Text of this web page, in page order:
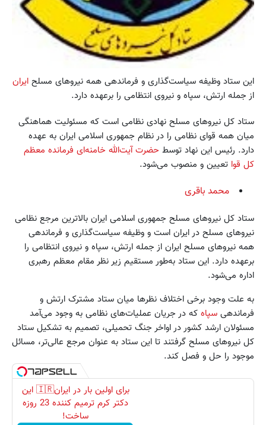
این ستاد وظیفه سیاست‌گذاری و فرماندهی همه نیروهای مسلح ایران
از جمله ارتش، سپاه و نیروی انتظامی را برعهده دارد.
ستاد کل نیروهای مسلح نهادی نظامی است که مسئولیت هماهنگی
میان همه قوای نظامی را در نظام جمهوری اسلامی ایران به عهده
دارد. رئیس این نهاد توسط حضرت آیت‌الله خامنه‌ای فرمانده معظم
کل قوا تعیین و منصوب می‌شود.
محمد باقری
ستاد کل نیروهای مسلح جمهوری اسلامی ایران بالاترین مرجع نظامی
نیروهای مسلح در ایران است و وظیفه سیاست‌گذاری و فرماندهی
همه نیروهای مسلح ایران از جمله ارتش، سپاه و نیروی انتظامی را
برعهده دارد. این ستاد به‌طور مستقیم زیر نظر مقام معظم رهبری
اداره می‌شود.
به علت وجود برخی اختلاف نظرها میان ستاد مشترک ارتش و
فرماندهی سپاه که در جریان عملیات‌های نظامی به وجود می‌آمد
مسئولان ارشد کشور در اواخر جنگ تحمیلی، تصمیم به تشکیل ستاد
کل نیروهای مسلح گرفتند تا این ستاد به عنوان مرجع عالی‌تر، مسائل
موجود را حل و فصل کند.
برای اولین بار در ایران🇮🇷 این
دکتر کرم ترمیم کننده 23 روزه
ساخت!